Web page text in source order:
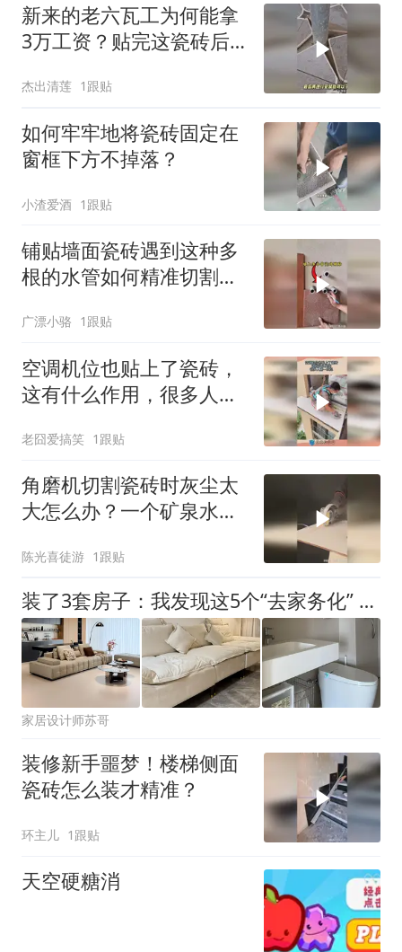
新来的老六瓦工为何能拿
3万工资？贴完这瓷砖后
杰出清莲 1跟贴
如何牢牢地将瓷砖固定在
窗框下方不掉落？
小渣爱酒 1跟贴
铺贴墙面瓷砖遇到这种多
根的水管如何精准切割开
广漂小骆 1跟贴
空调机位也贴上了瓷砖，
这有什么作用，很多人第
老囧爱搞笑 1跟贴
角磨机切割瓷砖时灰尘太
大怎么办？一个矿泉水瓶
陈光喜徒游 1跟贴
装了3套房子：我发现这5个“去家务化” 设计，建议照搬，真实用
家居设计师苏哥
装修新手噩梦！楼梯侧面
瓷砖怎么装才精准？
环主儿 1跟贴
天空硬糖消